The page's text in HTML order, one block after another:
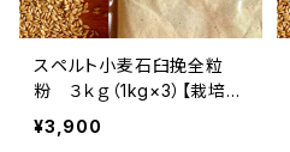
スペルト小麦石臼挽全粒
粉 ３ｋｇ（1kg×3）【栽培期
間中 農薬・化学肥料・不
使用】
¥3,900